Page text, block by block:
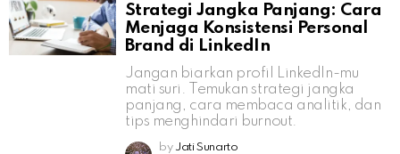
Strategi Jangka Panjang: Cara
Menjaga Konsistensi Personal
Brand di LinkedIn
Jangan biarkan profil LinkedIn-mu
mati suri. Temukan strategi jangka
panjang, cara membaca analitik, dan
tips menghindari burnout.
by Jati Sunarto